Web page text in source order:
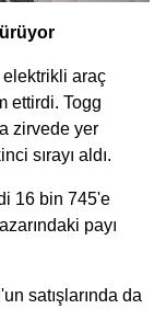
elektrikli araç
ettirdi. Togg
zirvede yer
sırayı aldı.
16 bin 745'e
payı
satışlarında da